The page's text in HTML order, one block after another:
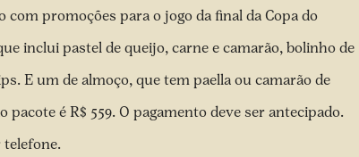
promoções para o jogo da final da Copa do
inclui pastel de queijo, carne e camarão, bolinho de
E um de almoço, que tem paella ou camarão de
é R$ 559. O pagamento deve ser antecipado.
telefone.